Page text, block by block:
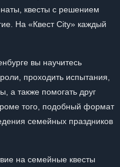
квесты с решением
На «Квест City» каждый
вы научитесь
проходить испытания,
а также помогать друг
того, подобный формат
семейных праздников
на семейные квесты